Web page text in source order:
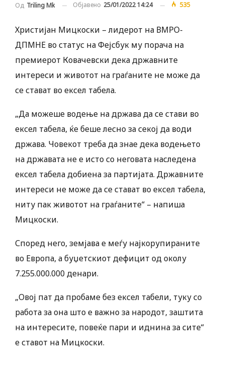
Од Triling Mk Објавено 25/01/2022 14:24 535
Христијан Мицкоски – лидерот на ВМРО-
ДПМНЕ во статус на Фејсбук му порача на
премиерот Ковачевски дека државните
интереси и животот на граѓаните не може да
се стават во ексел табела.
„Да можеше водење на држава да се стави во
ексел табела, ќе беше лесно за секој да води
држава. Човекот треба да знае дека водењето
на државата не е исто со неговата наследена
ексел табела добиена за партијата. Државните
интереси не може да се стават во ексел табела,
ниту пак животот на граѓаните“ – напиша
Мицкоски.
Според него, земјава е меѓу најкорупираните
во Европа, а буџетскиот дефицит од околу
7.255.000.000 денари.
„Овој пат да пробаме без ексел табели, туку со
работа за она што е важно за народот, заштита
на интересите, повеќе пари и иднина за сите“
е ставот на Мицкоски.